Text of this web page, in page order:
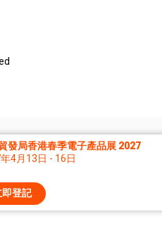
發局香港春季電子產品展 2027
4月13日 - 16日
即登記